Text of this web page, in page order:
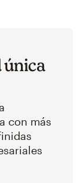
única
con más